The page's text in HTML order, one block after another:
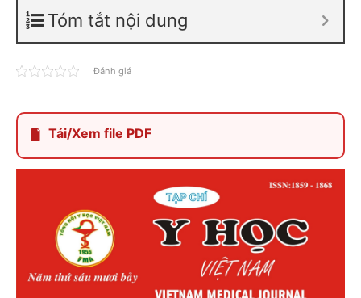
Tóm tắt nội dung
Đánh giá
Tải/Xem file PDF